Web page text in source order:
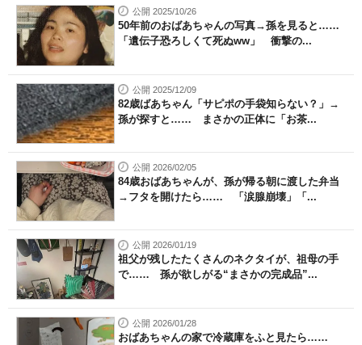
公開 2025/10/26
50年前のおばあちゃんの写真→孫を見ると……
「遺伝子恐ろしくて死ぬww」 衝撃の...
公開 2025/12/09
82歳ばあちゃん「サピポの手袋知らない？」→
孫が探すと…… まさかの正体に「お茶...
公開 2026/02/05
84歳おばあちゃんが、孫が帰る朝に渡した弁当
→フタを開けたら…… 「涙腺崩壊」「...
公開 2026/01/19
祖父が残したたくさんのネクタイが、祖母の手
で…… 孫が欲しがる“まさかの完成品”...
公開 2026/01/28
おばあちゃんの家で冷蔵庫をふと見たら……